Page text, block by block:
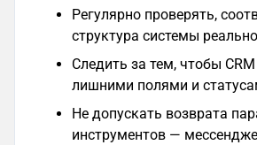
Регулярно проверять,
структура системы
Следить за тем, чтобы
лишними полями и
Не допускать возврата
инструментов —